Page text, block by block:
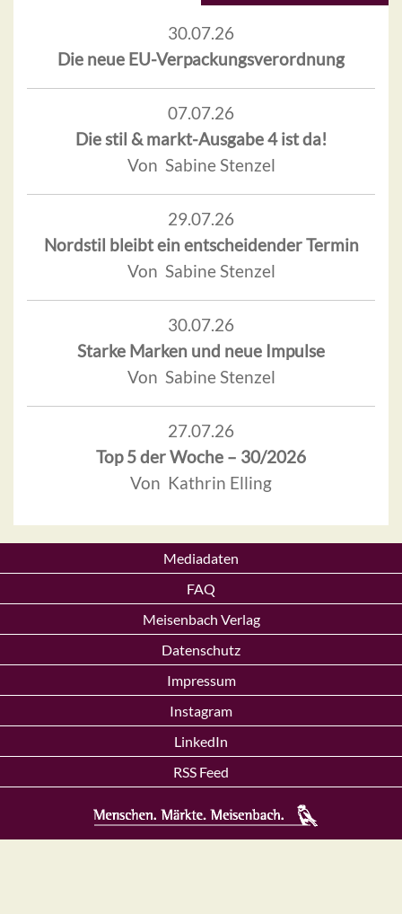
30.07.26
Die neue EU-Verpackungsverordnung
07.07.26
Die stil & markt-Ausgabe 4 ist da!
Von Sabine Stenzel
29.07.26
Nordstil bleibt ein entscheidender Termin
Von Sabine Stenzel
30.07.26
Starke Marken und neue Impulse
Von Sabine Stenzel
27.07.26
Top 5 der Woche – 30/2026
Von Kathrin Elling
Mediadaten
FAQ
Meisenbach Verlag
Datenschutz
Impressum
Instagram
LinkedIn
RSS Feed